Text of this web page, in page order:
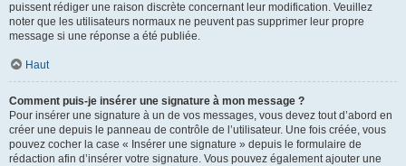
puissent rédiger une raison discrète concernant leur modification. Veuillez
noter que les utilisateurs normaux ne peuvent pas supprimer leur propre
message si une réponse a été publiée.
Haut
Comment puis-je insérer une signature à mon message ?
Pour insérer une signature à un de vos messages, vous devez tout d’abord en
créer une depuis le panneau de contrôle de l’utilisateur. Une fois créée, vous
pouvez cocher la case « Insérer une signature » depuis le formulaire de
rédaction afin d’insérer votre signature. Vous pouvez également ajouter une